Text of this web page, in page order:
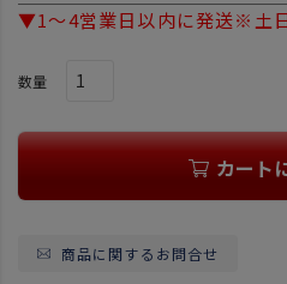
▼1～4営業日以内に発送※土
カート
商品に関するお問合せ